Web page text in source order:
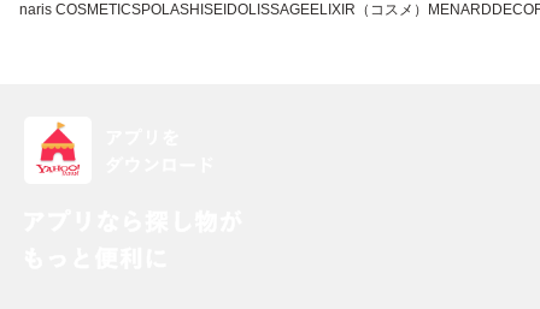
naris COSMETICSPOLASHISEIDOLISSAGEELIXIR（コスメ） MENARD